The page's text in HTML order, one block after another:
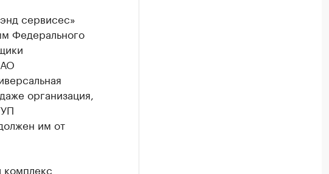
сервисес»
Федерального
организация,
им от